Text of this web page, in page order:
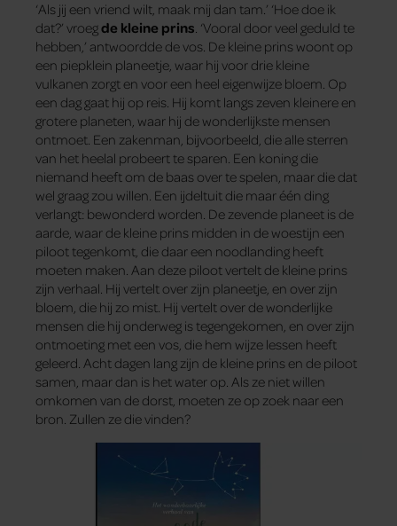
‘Als jij een vriend wilt, maak mij dan tam.’ ‘Hoe doe ik
dat?’ vroegde kleine prins. ‘Vooral door veel geduld te
hebben,’ antwoordde de vos. De kleine prins woont op
een piepklein planeetje, waar hij voor drie kleine
vulkanen zorgt en voor een heel eigenwijze bloem. Op
een dag gaat hij op reis. Hij komt langs zeven kleinere en
grotere planeten, waar hij de wonderlijkste mensen
ontmoet. Een zakenman, bijvoorbeeld, die alle sterren
van het heelal probeert te sparen. Een koning die
niemand heeft om de baas over te spelen, maar die dat
wel graag zou willen. Een ijdeltuit die maar één ding
verlangt: bewonderd worden. De zevende planeet is de
aarde, waar de kleine prins midden in de woestijn een
piloot tegenkomt, die daar een noodlanding heeft
moeten maken. Aan deze piloot vertelt de kleine prins
zijn verhaal. Hij vertelt over zijn planeetje, en over zijn
bloem, die hij zo mist. Hij vertelt over de wonderlijke
mensen die hij onderweg is tegengekomen, en over zijn
ontmoeting met een vos, die hem wijze lessen heeft
geleerd. Acht dagen lang zijn de kleine prins en de piloot
samen, maar dan is het water op. Als ze niet willen
omkomen van de dorst, moeten ze op zoek naar een
bron. Zullen ze die vinden?